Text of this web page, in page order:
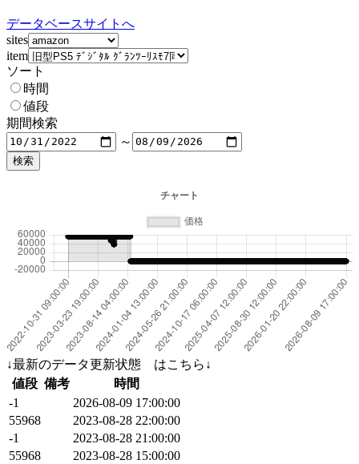
データベースサイトへ
sites
item
ソート
時間
値段
期間検索
～
↓最新のデータ更新状態 はこちら↓
値段 備考
時間
-1
2026-08-09 17:00:00
55968
2023-08-28 22:00:00
-1
2023-08-28 21:00:00
55968
2023-08-28 15:00:00